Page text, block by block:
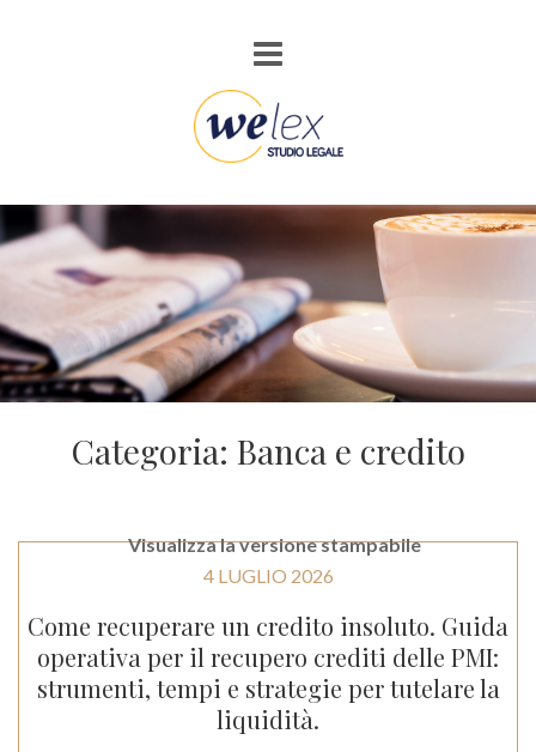
Categoria: Banca e credito
4 LUGLIO 2026
Come recuperare un credito insoluto. Guida
operativa per il recupero crediti delle PMI:
strumenti, tempi e strategie per tutelare la
liquidità.
Visualizza la versione stampabile